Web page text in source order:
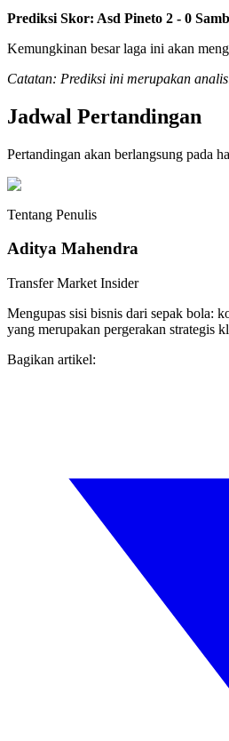
Prediksi Skor: Asd Pineto 2 - 0
Kemungkinan besar laga ini akan
Catatan: Prediksi ini merupakan
Jadwal Pertandingan
Pertandingan akan berlangsung pada
Tentang Penulis
Aditya Mahendra
Transfer Market Insider
Mengupas sisi bisnis dari sepak bola:
yang merupakan pergerakan strategis
Bagikan artikel: